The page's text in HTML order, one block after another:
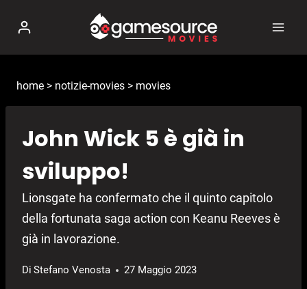
contenuto
home > notizie-movies > movies
John Wick 5 è già in
sviluppo!
Lionsgate ha confermato che il quinto capitolo
della fortunata saga action con Keanu Reeves è
già in lavorazione.
Di Stefano Venosta 27 Maggio 2023